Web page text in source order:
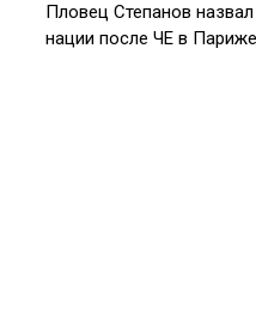
Пловец Степанов
нации после ЧЕ в Париже